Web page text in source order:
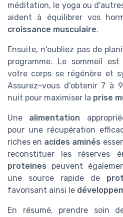
méditation, le yoga ou
aident à équilibrer vos
croissance musculaire.
Ensuite, n'oubliez pas de
programme. Le sommeil
votre corps se régénère et
Assurez-vous d'obtenir 7 à
nuit pour maximiser la prise
Une alimentation
pour une récupération
riches en acides aminés
reconstituer les réserves
proteines peuvent
une source rapide de
favorisant ainsi le
En résumé, prendre soin